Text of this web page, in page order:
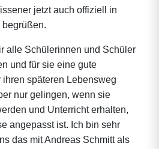
jetzt auch offiziell in
begrüßen.
alle Schülerinnen und Schüler
und für sie eine gute
späteren Lebensweg
nur gelingen, wenn sie
und Unterricht erhalten,
angepasst ist. Ich bin sehr
das mit Andreas Schmitt als